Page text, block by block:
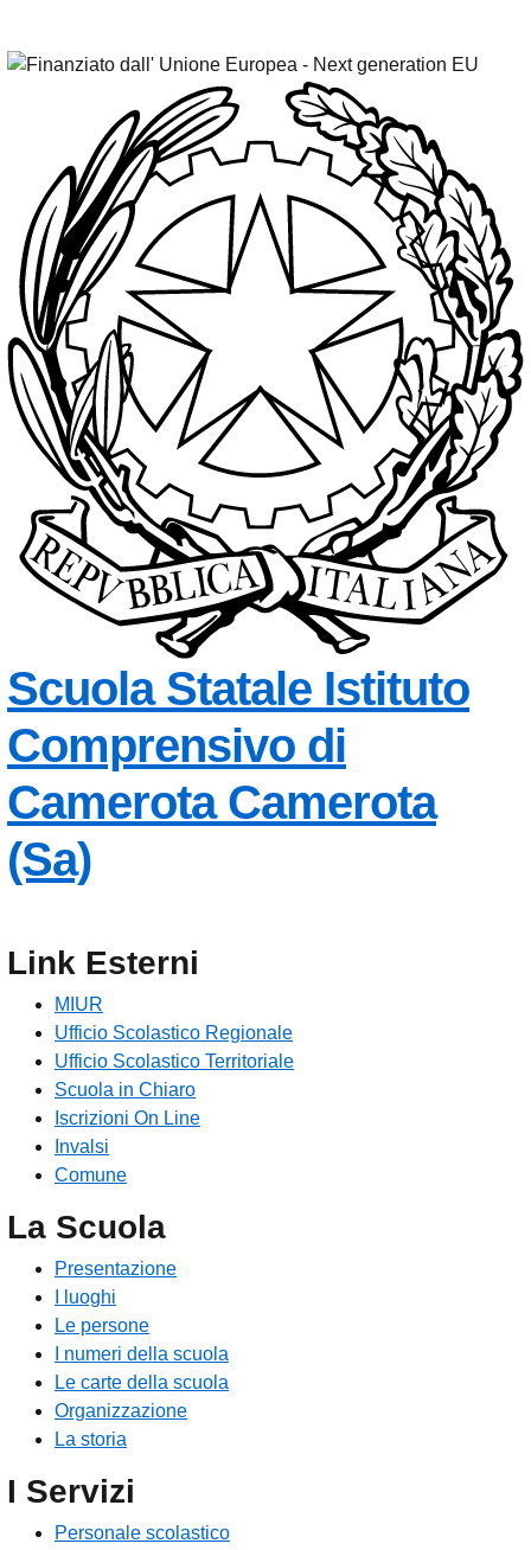
Scuola Statale Istituto
Comprensivo di
Camerota Camerota
(Sa)— Visita la pagina
Link Esterni
MIUR
Ufficio Scolastico Regionale
Ufficio Scolastico Territoriale
Scuola in Chiaro
Iscrizioni On Line
Invalsi
Comune
La Scuola
Presentazione
I luoghi
Le persone
I numeri della scuola
Le carte della scuola
Organizzazione
La storia
I Servizi
Personale scolastico